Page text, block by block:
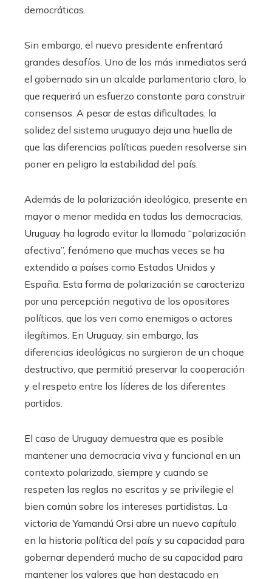
democráticas.
Sin embargo, el nuevo presidente enfrentará
grandes desafíos. Uno de los más inmediatos será
el gobernado sin un alcalde parlamentario claro, lo
que requerirá un esfuerzo constante para construir
consensos. A pesar de estas dificultades, la
solidez del sistema uruguayo deja una huella de
que las diferencias políticas pueden resolverse sin
poner en peligro la estabilidad del país.
Además de la polarización ideológica, presente en
mayor o menor medida en todas las democracias,
Uruguay ha logrado evitar la llamada “polarización
afectiva”, fenómeno que muchas veces se ha
extendido a países como Estados Unidos y
España. Esta forma de polarización se caracteriza
por una percepción negativa de los opositores
políticos, que los ven como enemigos o actores
ilegítimos. En Uruguay, sin embargo, las
diferencias ideológicas no surgieron de un choque
destructivo, que permitió preservar la cooperación
y el respeto entre los líderes de los diferentes
partidos.
El caso de Uruguay demuestra que es posible
mantener una democracia viva y funcional en un
contexto polarizado, siempre y cuando se
respeten las reglas no escritas y se privilegie el
bien común sobre los intereses partidistas. La
victoria de Yamandú Orsi abre un nuevo capítulo
en la historia política del país y su capacidad para
gobernar dependerá mucho de su capacidad para
mantener los valores que han destacado en